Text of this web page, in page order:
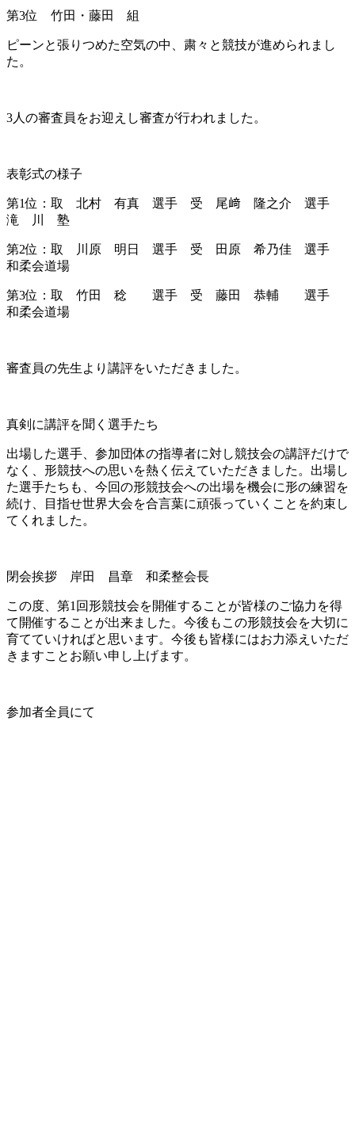
第3位 竹田・藤田 組
ピーンと張りつめた空気の中、粛々と競技が進められまし
た。
3人の審査員をお迎えし審査が行われました。
表彰式の様子
第1位：取 北村 有真 選手 受 尾﨑 隆之介 選手
滝 川 塾
第2位：取 川原 明日 選手 受 田原 希乃佳 選手
和柔会道場
第3位：取 竹田 稔 選手 受 藤田 恭輔 選手
和柔会道場
審査員の先生より講評をいただきました。
真剣に講評を聞く選手たち
出場した選手、参加団体の指導者に対し競技会の講評だけで
なく、形競技への思いを熱く伝えていただきました。出場し
た選手たちも、今回の形競技会への出場を機会に形の練習を
続け、目指せ世界大会を合言葉に頑張っていくことを約束し
てくれました。
閉会挨拶 岸田 昌章 和柔整会長
この度、第1回形競技会を開催することが皆様のご協力を得
て開催することが出来ました。今後もこの形競技会を大切に
育てていければと思います。今後も皆様にはお力添えいただ
きますことお願い申し上げます。
参加者全員にて